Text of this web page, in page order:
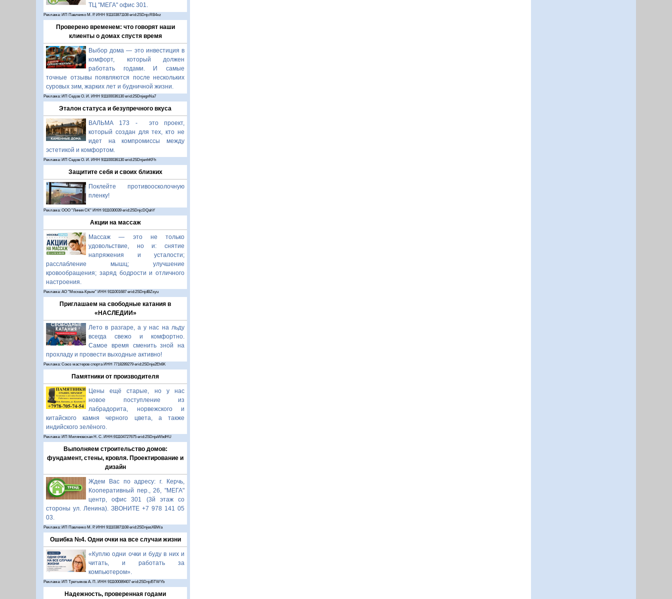
ТЦ "МЕГА" офис 301.
Реклама: ИП Павленко М. Р. ИНН 911103871108 erid:2SDnjcRB4xz
Проверено временем: что говорят наши
клиенты о домах спустя время
Выбор дома — это инвестиция в
комфорт, который должен
работать годами. И самые
точные отзывы появляются после нескольких
суровых зим, жарких лет и будничной жизни.
Реклама: ИП Седов О. И. ИНН 911100036130 erid:2SDnjegnNa7
Эталон статуса и безупречного вкуса
ВАЛЬМА 173 - это проект,
который создан для тех, кто не
идет на компромиссы между
эстетикой и комфортом.
Реклама: ИП Седов О. И. ИНН 911100036130 erid:2SDnjenhKFh
Защитите себя и своих близких
Поклейте противоосколочную
пленку!
Реклама: ООО "Линия СК" ИНН 9111030039 erid:2SDnjcDQahY
Акции на массаж
Массаж — это не только
удовольствие, но и: снятие
напряжения и усталости;
расслабление мышц; улучшение
кровообращения; заряд бодрости и отличного
настроения.
Реклама: АО "Москва-Крым" ИНН 9111001687 erid:2SDnjdBZsyu
Приглашаем на свободные катания в
«НАСЛЕДИИ»
Лето в разгаре, а у нас на льду
всегда свежо и комфортно.
Самое время сменить зной на
прохладу и провести выходные активно!
Реклама: Союз мастеров спорта ИНН 7718289279 erid:2SDnje2Eh6K
Памятники от производителя
Цены ещё старые, но у нас
новое поступление из
лабрадорита, норвежского и
китайского камня черного цвета, а также
индийского зелёного.
Реклама: ИП Миляновская Н. С. ИНН:911104727675 erid:2SDnjeWbdHU
Выполняем строительство домов:
фундамент, стены, кровля. Проектирование и
дизайн
Ждем Вас по адресу: г. Керчь,
Кооперативный пер., 26, "МЕГА"
центр, офис 301 (3й этаж со
стороны ул. Ленина). ЗВОНИТЕ +7 978 141 05
03.
Реклама: ИП Павленко М. Р. ИНН 911103871108 erid:2SDnjesXBWa
Ошибка №4. Одни очки на все случаи жизни
«Куплю одни очки и буду в них и
читать, и работать за
компьютером».
Реклама: ИП Третьяков А. П. ИНН 911100089407 erid:2SDnjd5TWYb
Надежность, проверенная годами